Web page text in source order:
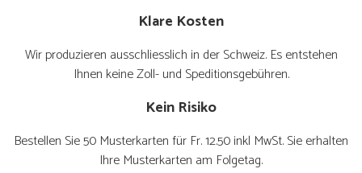
Klare Kosten
Wir produzieren ausschliesslich in der Schweiz. Es entstehen
Ihnen keine Zoll- und Speditionsgebühren.
Kein Risiko
Bestellen Sie 50 Musterkarten für Fr. 12.50 inkl MwSt. Sie erhalten
Ihre Musterkarten am Folgetag.